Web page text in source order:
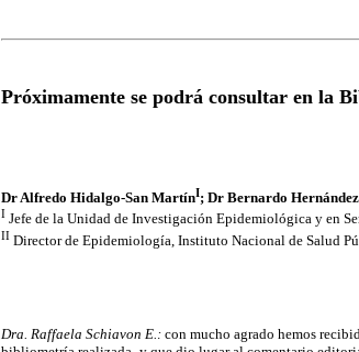
Próximamente se podrá consultar en la
Dr Alfredo Hidalgo-San MartínI; Dr Bernardo
I Jefe de la Unidad de Investigación Epidemiológica y en
II Director de Epidemiología, Instituto Nacional de Salud
Dra. Raffaela Schiavon E.: con mucho agrado hemos